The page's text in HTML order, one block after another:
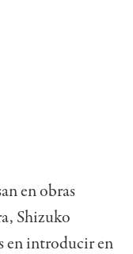
en obras
Shizuko
en introducir en